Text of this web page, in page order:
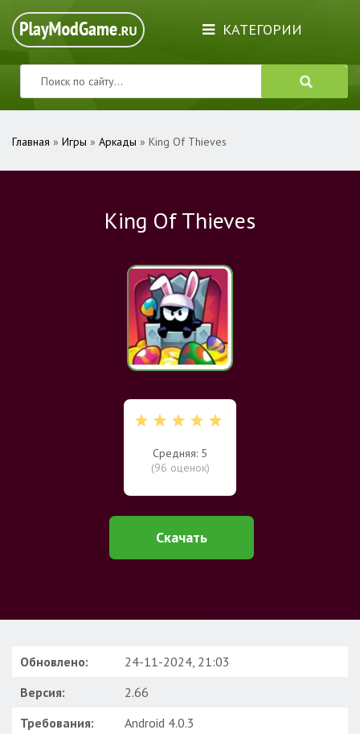
КАТЕГОРИИ
Главная » Игры » Аркады » King Of Thieves
King Of Thieves
Средняя: 5
(96 оценок)
Скачать
Обновлено:
24-11-2024, 21:03
Версия:
2.66
Требования:
Android 4.0.3